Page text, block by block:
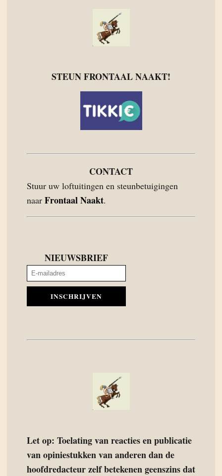
STEUN FRONTAAL NAAKT!
CONTACT
Stuur uw loftuitingen en steunbetuigingen
naar Frontaal Naakt.
NIEUWSBRIEF
INSCHRIJVEN
Let op: Toelating van reacties en publicatie
van opiniestukken van anderen dan de
hoofdredacteur zelf betekenen geenszins dat